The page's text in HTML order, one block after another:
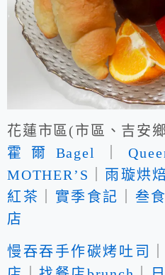
花蓮市區(市區、吉安
霍爾Bagel
｜
MOTHER’S
雨璇烘
紅茶
實季食記 叁
店
慢吞吞手作碳烤吐司